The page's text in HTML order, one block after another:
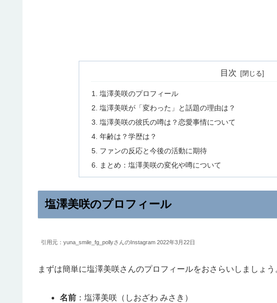
目次
塩澤美咲のプロフィール
塩澤美咲が「変わった」と話題の理由は？
塩澤美咲の彼氏の噂は？恋愛事情について
年齢は？学歴は？
ファンの反応と今後の活動に期待
まとめ：塩澤美咲の変化や噂について
塩澤美咲のプロフィール
引用元：yuna_smile_fg_pollyさんのInstagram 2022年3月22日
まずは簡単に塩澤美咲さんのプロフィールをおさらいしましょう
名前 ：塩澤美咲（しおざわ みさき）